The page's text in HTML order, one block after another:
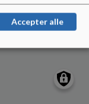
Accepter alle